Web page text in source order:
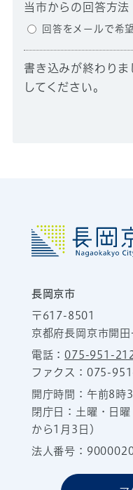
当市からの回答方法
回答をメールで希望
書き込みが終わり
してください。
長岡京市
〒617-8501
京都府長岡京市開
電話：075-951-
ファクス：075-
開庁時間：午前8
閉庁日：土曜・日
から1月3日）
法人番号：